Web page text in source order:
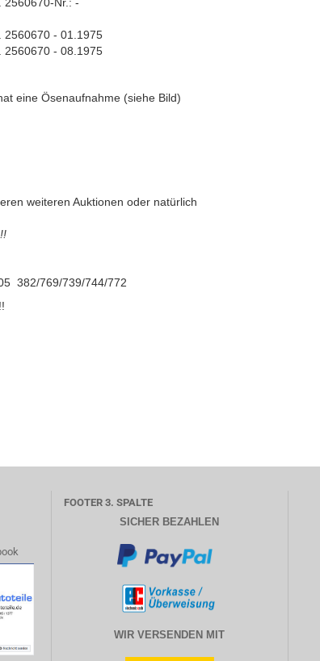
2560670 - 01.1975
2560670 - 08.1975
eine Ösenaufnahme (siehe Bild)
weiteren Auktionen oder natürlich
382/769/739/744/772
FOOTER 3. SPALTE
SICHER BEZAHLEN
WIR VERSENDEN MIT